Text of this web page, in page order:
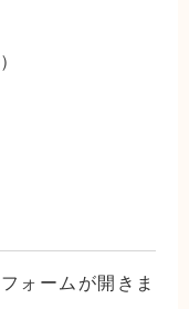
ォームが開きま